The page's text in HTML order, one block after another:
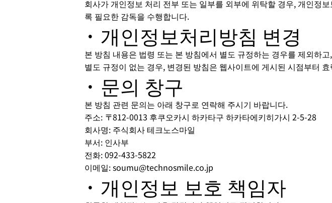
회사가 개인정보 처리 전부 또는 일부를 외부에 위탁할 경우, 개인정
록 필요한 감독을 수행합니다.
· 개인정보처리방침 변경
본 방침 내용은 법령 또는 본 방침에서 별도 규정하는 경우를 제외하
별도 규정이 없는 경우, 변경된 방침은 웹사이트에 게시된 시점부터
· 문의 창구
본 방침 관련 문의는 아래 창구로 연락해 주시기 바랍니다.
주소: 〒812-0013 후쿠오카시 하카타구 하카타에키히가시 2-5-28
회사명: 주식회사 테크노스마일
부서: 인사부
전화: 092-433-5822
이메일: soumu@technosmile.co.jp
· 개인정보 보호 책임자